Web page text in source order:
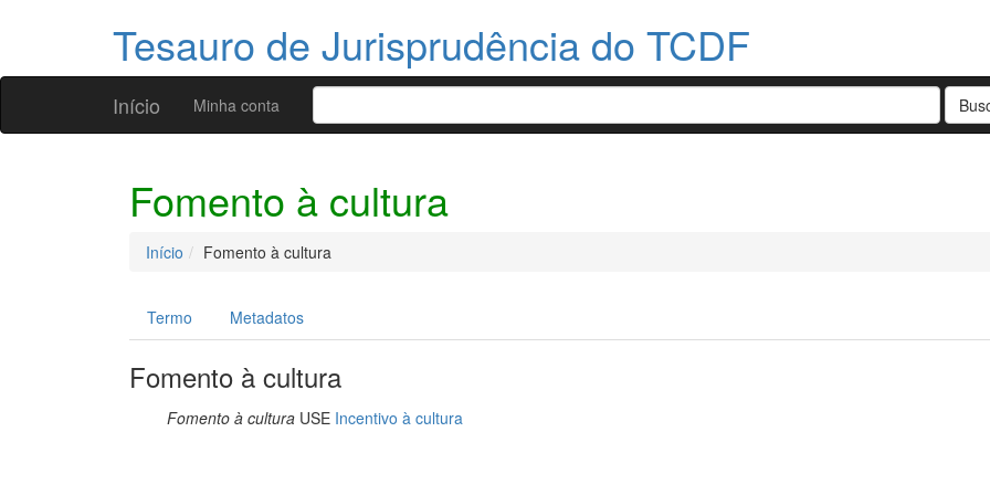
Tesauro de Jurisprudência do TCDF
Início Minha conta
Fomento à cultura
Início Fomento à cultura
Termo Metadatos
Fomento à cultura
Fomento à cultura USE Incentivo à cultura